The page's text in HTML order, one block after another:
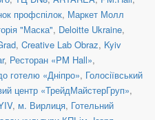
профспілок, Маркет Молл
"Маска", Deloitte Ukraine,
, Creative Lab Obraz, Kyiv
, Ресторан «PM Hall»,
готелю «Дніпро», Голосіївський
центр «ТрейдМайстерГруп»,
, м. Вирлиця, Готельний